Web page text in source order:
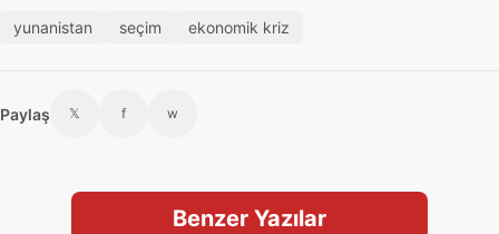
yunanistan seçim ekonomik kriz
Paylaş 𝕏 f w
Benzer Yazılar